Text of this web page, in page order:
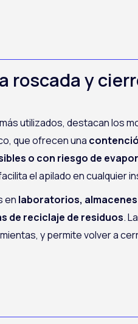
roscada y
más utilizados, destacan los
que ofrecen una
o con riesgo de
el apilado en cualquier
en laboratorios,
de reciclaje de residuos.
y permite volver a